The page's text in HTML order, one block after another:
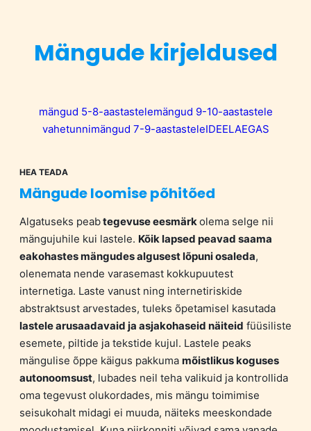
Mängude kirjeldused
mängud 5-8-aastastelemängud 9-10-aastastele
vahetunnimängud 7-9-aastasteleIDEELAEGAS
HEA TEADA
Mängude loomise põhitõed
Algatuseks peabtegevuse eesmärkolema selge nii
mängujuhile kui lastele. Kõik lapsed peavad saama
eakohastes mängudes algusest lõpuni osaleda,
olenemata nende varasemast kokkupuutest
internetiga. Laste vanust ning internetiriskide
abstraktsust arvestades, tuleks õpetamisel kasutada
lastele arusaadavaid ja asjakohaseid näiteid füüsiliste
esemete, piltide ja tekstide kujul. Lastele peaks
mängulise õppe käigus pakkuma mõistlikus koguses
autonoomsust, lubades neil teha valikuid ja kontrollida
oma tegevust olukordades, mis mängu toimimise
seisukohalt midagi ei muuda, näiteks meeskondade